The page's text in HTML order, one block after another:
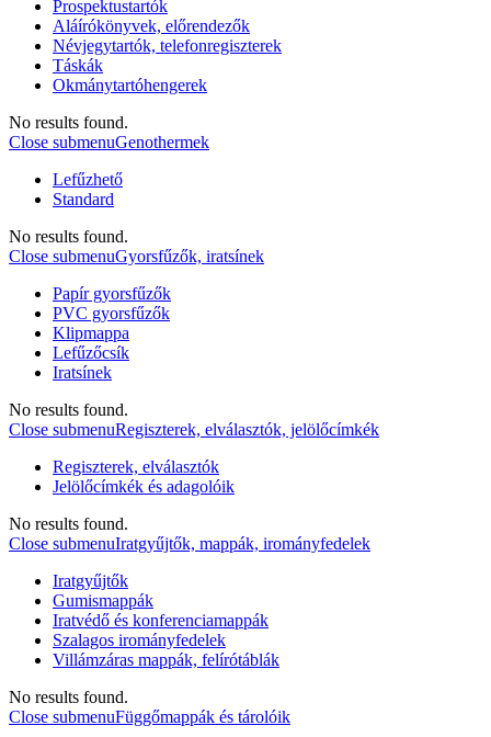
Prospektustartók
Aláírókönyvek, előrendezők
Névjegytartók, telefonregiszterek
Táskák
Okmánytartóhengerek
No results found.
Close submenuGenothermek
Lefűzhető
Standard
No results found.
Close submenuGyorsfűzők, iratsínek
Papír gyorsfűzők
PVC gyorsfűzők
Klipmappa
Lefűzőcsík
Iratsínek
No results found.
Close submenuRegiszterek, elválasztók, jelölőcímkék
Regiszterek, elválasztók
Jelölőcímkék és adagolóik
No results found.
Close submenuIratgyűjtők, mappák, irományfedelek
Iratgyűjtők
Gumismappák
Iratvédő és konferenciamappák
Szalagos irományfedelek
Villámzáras mappák, felírótáblák
No results found.
Close submenuFüggőmappák és tárolóik